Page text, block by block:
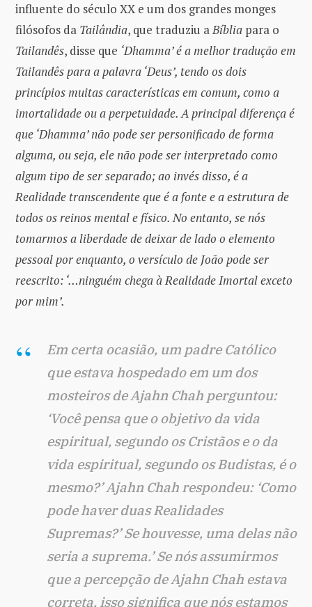
influente do século XX e um dos grandes monges
filósofos da Tailândia, que traduziu aBíblia para o
Tailandês, disse que ‘Dhamma’ é a melhor tradução em
Tailandês para a palavra ‘Deus’, tendo os dois
princípios muitas características em comum, como a
imortalidade ou a perpetuidade. A principal diferença é
que ‘Dhamma’ não pode ser personificado de forma
alguma, ou seja, ele não pode ser interpretado como
algum tipo de ser separado; ao invés disso, é a
Realidade transcendente que é a fonte e a estrutura de
todos os reinos mental e físico. No entanto, se nós
tomarmos a liberdade de deixar de lado o elemento
pessoal por enquanto, o versículo de João pode ser
reescrito: ‘…ninguém chega à Realidade Imortal exceto
por mim’.
Em certa ocasião, um padre Católico
que estava hospedado em um dos
mosteiros de Ajahn Chah perguntou:
‘Você pensa que o objetivo da vida
espiritual, segundo os Cristãos e o da
vida espiritual, segundo os Budistas, é o
mesmo?’ Ajahn Chah respondeu: ‘Como
pode haver duas Realidades
Supremas?’ Se houvesse, uma delas não
seria a suprema.’ Se nós assumirmos
que a percepção de Ajahn Chah estava
correta, isso significa que nós estamos